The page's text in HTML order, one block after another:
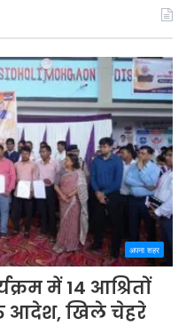
अपना शहर
में 14 आश्रितों
आदेश, खिले चेहरे